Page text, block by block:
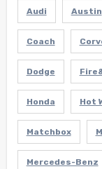
Audi Austin
Coach
Dodge
Honda Hot
Matchbox
Mercedes-Benz